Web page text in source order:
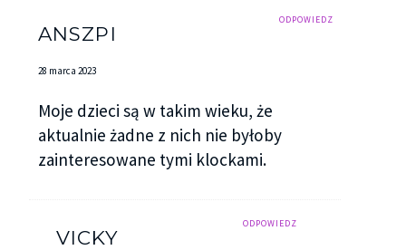
ODPOWIEDZ
ANSZPI
28 marca 2023
Moje dzieci są w takim wieku, że
aktualnie żadne z nich nie byłoby
zainteresowane tymi klockami.
ODPOWIEDZ
VICKY